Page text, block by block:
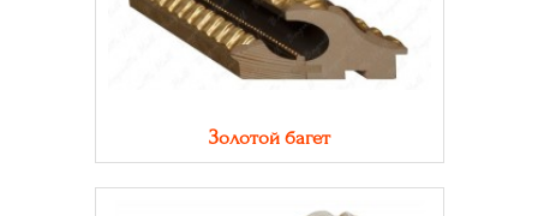
Золотой багет